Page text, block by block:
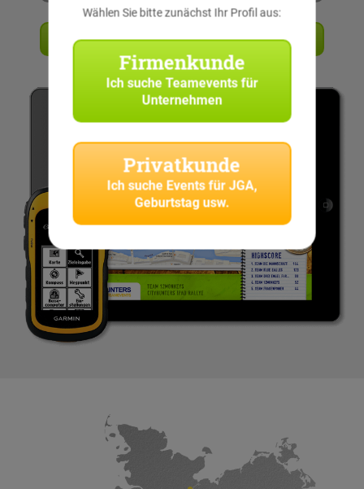
Angebot anfordern
Wählen Sie bitte zunächst Ihr Profil aus:
Firmenkunde
Ich sucheTeamevents für
Unternehmen
Privatkunde
Ich suche Events für JGA,
Geburtstag usw.